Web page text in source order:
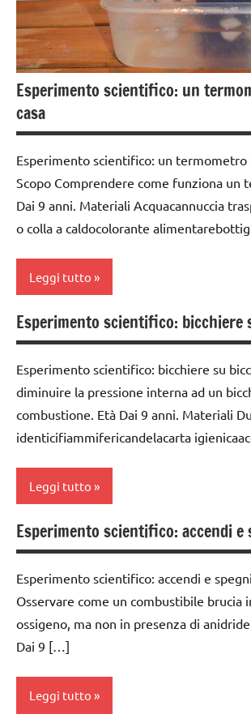
3 ai
6
anni
6
anni
CORTESIA
GUIDA
DIDATTICA
TUTTI GLI
ARGOMENTI
TUTTI GLI
Esperimento scientifico: un
casa
Esperimento scientifico: un termometro
Scopo Comprendere come funziona un
Dai 9 anni. Materiali Acquacannuccia
o colla a caldocolorante
Leggi tutto
classe
3a
classe
4a
5a
medie
ESPERIMENTI
E ATTIVITA'
GUIDA
SCIENZE
Esperimento scientifico: bicchiere
Esperimento scientifico: bicchiere su
diminuire la pressione interna ad un
combustione. Età Dai 9 anni. Materiali
identicifiammifericandelacarta
Leggi tutto
classe
3a
classe
4a
classe
5a
medie
Esperimento scientifico: accendi e
Esperimento scientifico: accendi e
Osservare come un combustibile brucia
ossigeno, ma non in presenza di
Dai 9 […]
Leggi tutto